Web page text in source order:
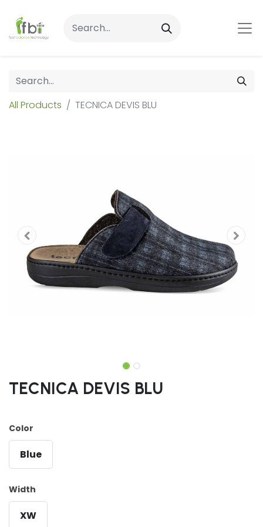
All Products TECNICA DEVIS BLU
TECNICA DEVIS BLU
Color
Blue
Width
XW